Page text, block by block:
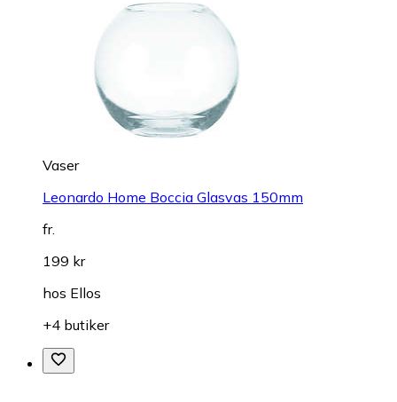
Vaser
Leonardo Home Boccia Glasvas 150mm
fr.
199 kr
hos Ellos
+4 butiker